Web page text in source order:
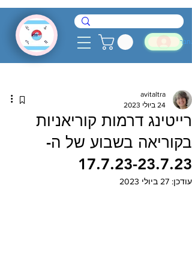
רייטינג דרמות קוריאניות
בקוריאה בשבוע של ה-
17.7.23-23.7.23
avitaltra
24 ביולי 2023
עודכן: 27 ביולי 2023